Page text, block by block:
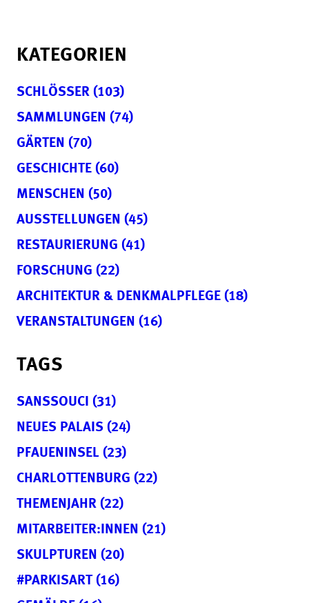
KATEGORIEN
SCHLÖSSER (103)
SAMMLUNGEN (74)
GÄRTEN (70)
GESCHICHTE (60)
MENSCHEN (50)
AUSSTELLUNGEN (45)
RESTAURIERUNG (41)
FORSCHUNG (22)
ARCHITEKTUR & DENKMALPFLEGE (18)
VERANSTALTUNGEN (16)
TAGS
SANSSOUCI (31)
NEUES PALAIS (24)
PFAUENINSEL (23)
CHARLOTTENBURG (22)
THEMENJAHR (22)
MITARBEITER:INNEN (21)
SKULPTUREN (20)
#PARKISART (16)